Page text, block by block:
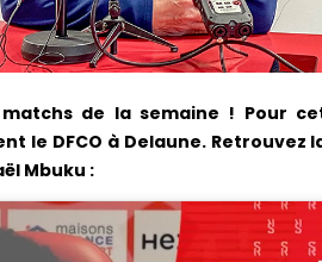
de la semaine ! Pour
le DFCO à Delaune. Retrouvez
Mbuku :